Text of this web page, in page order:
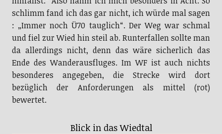
schlimm fand ich das gar nicht, ich würde mal sagen
: „Immer noch Ü70 tauglich“. Der Weg war schmal
und fiel zur Wied hin steil ab. Runterfallen sollte man
da allerdings nicht, denn das wäre sicherlich das
Ende des Wanderausfluges. Im WF ist auch nichts
besonderes angegeben, die Strecke wird dort
bezüglich der Anforderungen als mittel (rot)
bewertet.
Blick in das Wiedtal